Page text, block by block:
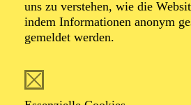
uns zu verstehen, wie die
indem Informationen anonym
gemeldet werden.
TICKETS